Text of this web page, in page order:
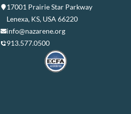
17001 Prairie Star Parkway
Lenexa, KS, USA 66220
info@nazarene.org
913.577.0500